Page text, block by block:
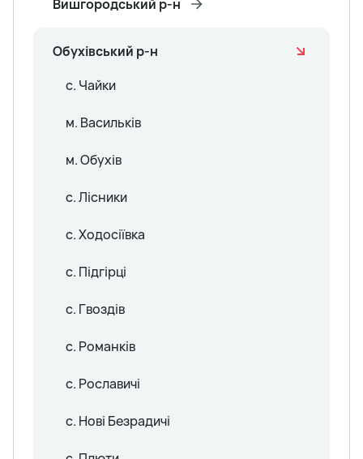
Вишгородський р-н
Обухівський р-н
с. Чайки
м. Васильків
м. Обухів
с. Лісники
с. Ходосіївка
с. Підгірці
с. Гвоздів
с. Романків
с. Рославичі
с. Нові Безрадичі